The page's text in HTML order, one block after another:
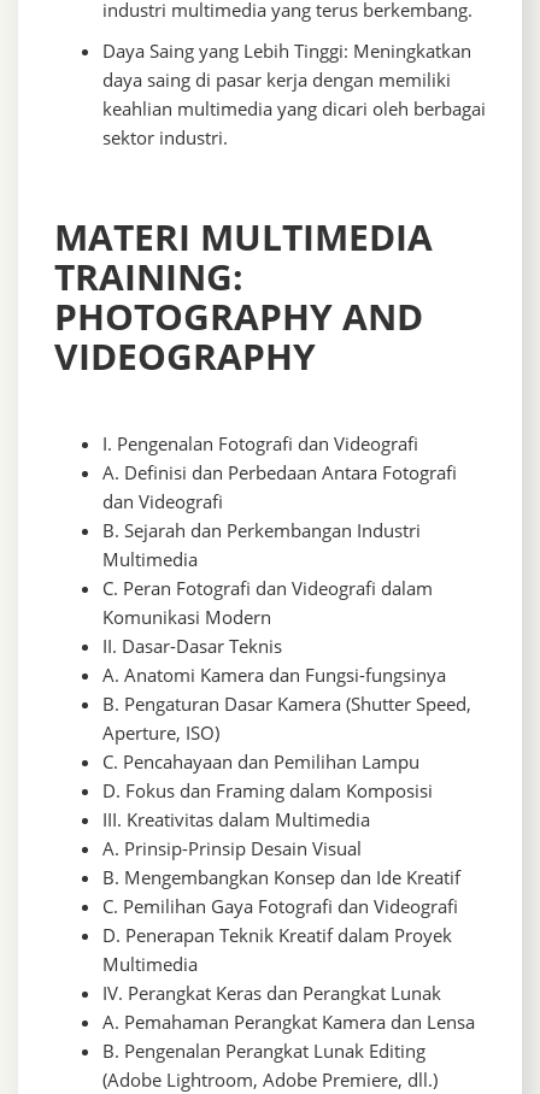
industri multimedia yang terus berkembang.
Daya Saing yang Lebih Tinggi: Meningkatkan
daya saing di pasar kerja dengan memiliki
keahlian multimedia yang dicari oleh berbagai
sektor industri.
MATERI MULTIMEDIA
TRAINING:
PHOTOGRAPHY AND
VIDEOGRAPHY
I. Pengenalan Fotografi dan Videografi
A. Definisi dan Perbedaan Antara Fotografi
dan Videografi
B. Sejarah dan Perkembangan Industri
Multimedia
C. Peran Fotografi dan Videografi dalam
Komunikasi Modern
II. Dasar-Dasar Teknis
A. Anatomi Kamera dan Fungsi-fungsinya
B. Pengaturan Dasar Kamera (Shutter Speed,
Aperture, ISO)
C. Pencahayaan dan Pemilihan Lampu
D. Fokus dan Framing dalam Komposisi
III. Kreativitas dalam Multimedia
A. Prinsip-Prinsip Desain Visual
B. Mengembangkan Konsep dan Ide Kreatif
C. Pemilihan Gaya Fotografi dan Videografi
D. Penerapan Teknik Kreatif dalam Proyek
Multimedia
IV. Perangkat Keras dan Perangkat Lunak
A. Pemahaman Perangkat Kamera dan Lensa
B. Pengenalan Perangkat Lunak Editing
(Adobe Lightroom, Adobe Premiere, dll.)